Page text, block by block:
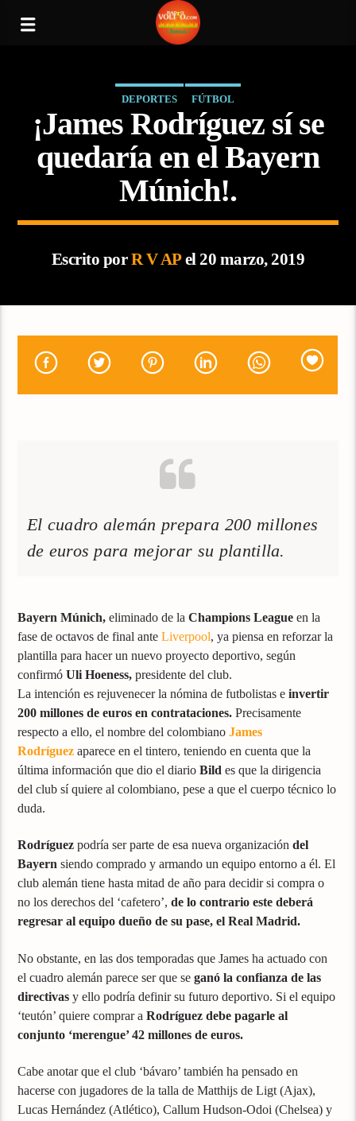
DEPORTES FÚTBOL
¡James Rodríguez sí se
quedaría en el Bayern
Múnich!.
Escrito porR V APel 20 marzo, 2019
El cuadro alemán prepara 200 millones
de euros para mejorar su plantilla.
Bayern Múnich, eliminado de laChampions League en la
fase de octavos de final anteLiverpool, ya piensa en reforzar la
plantilla para hacer un nuevo proyecto deportivo, según
confirmó Uli Hoeness,presidente del club.
La intención es rejuvenecer la nómina de futbolistas einvertir
200 millones de euros en contrataciones.Precisamente
respecto a ello, el nombre del colombianoJames
Rodríguez aparece en el tintero, teniendo en cuenta que la
última información que dio el diarioBildes que la dirigencia
del club sí quiere al colombiano, pese a que el cuerpo técnico lo
duda.
Rodríguezpodría ser parte de esa nueva organizacióndel
Bayernsiendo comprado y armando un equipo entorno a él. El
club alemán tiene hasta mitad de año para decidir si compra o
no los derechos del ‘cafetero’,de lo contrario este deberá
regresar al equipo dueño de su pase, el Real Madrid.
No obstante, en las dos temporadas que James ha actuado con
el cuadro alemán parece ser que seganó la confianza de las
directivasy ello podría definir su futuro deportivo. Si el equipo
‘teutón’ quiere comprar aRodríguez debe pagarle al
conjunto ‘merengue’ 42 millones de euros.
Cabe anotar que el club ‘bávaro’ también ha pensado en
hacerse con jugadores de la talla de Matthijs de Ligt (Ajax),
Lucas Hernández (Atlético), Callum Hudson-Odoi (Chelsea) y